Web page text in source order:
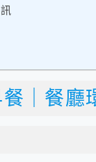
｜餐廳